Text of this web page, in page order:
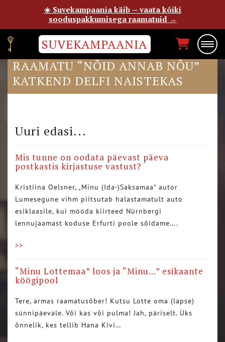
SUVEKAMPAANIA
PILLE PETTAI JA VÄIKESE MYY
RAAMATU “NÕID ANNAB NÕU”
KATKEND DELFI NAISTEKAS
Uuri edasi...
Mis tunne on oodata päevast päeva
postkastis kirjastuse vastust?
Kristiina Oelsner, „Minu (Ida-)Saksamaa“ autor
Lumesegune vihm piitsutab halastamatult auto
esiklaasile, kui mööda kiirteed Nürnbergi
lennujaamast koduse Erfurti poole sõidame….
>>
“Minu Lottemaa” loos ja “Minu…” esikaante
köögipool
Tere, armas raamatusõber! Kutsu Lotte oma (lapse)
sünnipäevale. Või kas või pulma! Jah, päriselt. Üks
õnnelik, kes tellib Hana Kivi…
☀️ Suvekampaania käib — vaata kõiki
sooduspakkumisega raamatuid →